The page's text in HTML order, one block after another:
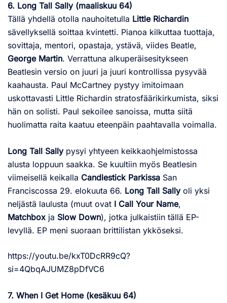
6. Long Tall Sally (maaliskuu 64)
Tällä yhdellä otolla nauhoitetulla Little Richardin
sävellyksellä soittaa kvintetti. Pianoa kilkuttaa tuottaja,
sovittaja, mentori, opastaja, ystävä, viides Beatle,
George Martin. Verrattuna alkuperäisesitykseen
Beatlesin versio on juuri ja juuri kontrollissa pysyvää
kaahausta. Paul McCartney pystyy imitoimaan
uskottavasti Little Richardin stratosfäärikirkumista, siksi
hän on solisti. Paul sekoilee sanoissa, mutta siitä
huolimatta raita kaatuu eteenpäin paahtavalla voimalla.
Long Tall Sallypysyi yhtyeen keikkaohjelmistossa
alusta loppuun saakka. Se kuultiin myös Beatlesin
viimeisellä keikalla Candlestick Parkissa San
Franciscossa 29. elokuuta 66. Long Tall Sallyoli yksi
neljästä laulusta (muut ovat I Call Your Name,
Matchbox ja Slow Down), jotka julkaistiin tällä EP-
levyllä. EP meni suoraan brittilistan ykköseksi.
https://youtu.be/kxT0DcRR9cQ?
si=4QbqAJUMZ8pDfVC6
7. When I Get Home (kesäkuu 64)